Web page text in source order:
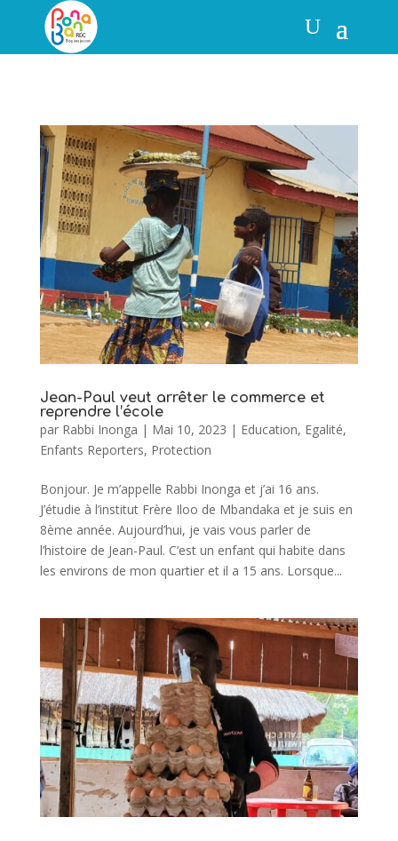
Jean-Paul veut arrêter le commerce et
reprendre l’école
par Rabbi Inonga | Mai 10, 2023 | Education, Egalité,
Enfants Reporters, Protection
Bonjour. Je m’appelle Rabbi Inonga et j’ai 16 ans.
J’étudie à l’institut Frère Iloo de Mbandaka et je suis en
8ème année. Aujourd’hui, je vais vous parler de
l’histoire de Jean-Paul. C’est un enfant qui habite dans
les environs de mon quartier et il a 15 ans. Lorsque...